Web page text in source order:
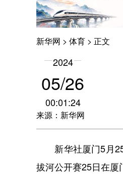
新华网 > 体育 > 正文
2024
05/26
00:01:24
来源：新华网
新华社厦门5月25
拔河公开赛25日在厦